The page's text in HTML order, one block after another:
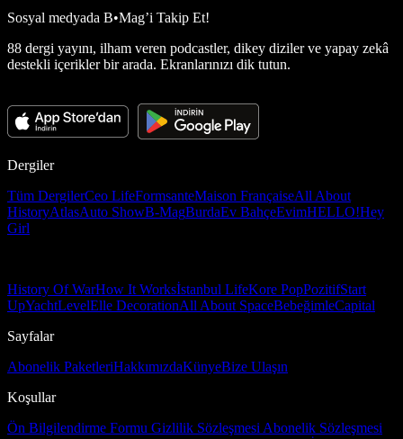
Sosyal medyada B•Mag’i Takip Et!
88 dergi yayını, ilham veren podcastler, dikey diziler ve yapay zekâ
destekli içerikler bir arada. Ekranlarınızı dik tutun.
Dergiler
Tüm DergilerCeo LifeFormsanteMaison FrançaiseAll About
HistoryAtlasAuto ShowB-MagBurdaEv BahçeEvimHELLO!Hey
Girl
History Of WarHow It Worksİstanbul LifeKore PopPozitifStart
UpYachtLevelElle DecorationAll About SpaceBebeğimleCapital
Sayfalar
Abonelik PaketleriHakkımızdaKünyeBize Ulaşın
Koşullar
Ön Bilgilendirme Formu Gizlilik Sözleşmesi Abonelik Sözleşmesi